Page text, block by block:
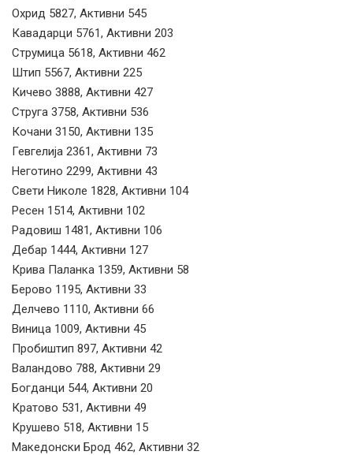
Охрид 5827, Активни 545
Кавадарци 5761, Активни 203
Струмица 5618, Активни 462
Штип 5567, Активни 225
Кичево 3888, Активни 427
Струга 3758, Активни 536
Кочани 3150, Активни 135
Гевгелија 2361, Активни 73
Неготино 2299, Активни 43
Свети Николе 1828, Активни 104
Ресен 1514, Активни 102
Радовиш 1481, Активни 106
Дебар 1444, Активни 127
Крива Паланка 1359, Активни 58
Берово 1195, Активни 33
Делчево 1110, Активни 66
Виница 1009, Активни 45
Пробиштип 897, Активни 42
Валандово 788, Активни 29
Богданци 544, Активни 20
Кратово 531, Активни 49
Крушево 518, Активни 15
Македонски Брод 462, Активни 32